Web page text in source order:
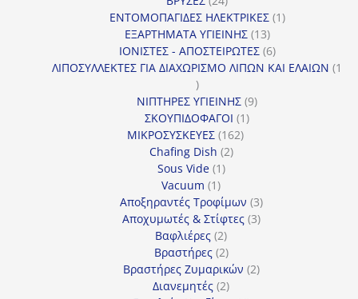
προϊόντα
ΕΝΤΟΜΟΠΑΓΙΔΕΣ ΗΛΕΚΤΡΙΚΕΣ 11
ΕΞΑΡΤΗΜΑΤΑ ΥΓΙΕΙΝΗΣ 1313
προϊόντα
ΙΟΝΙΣΤΕΣ - ΑΠΟΣΤΕΙΡΩΤΕΣ 66
προϊόντα
ΛΙΠΟΣΥΛΛΕΚΤΕΣ ΓΙΑ ΔΙΑΧΩΡΙΣΜΟ ΛΙΠΩΝ ΚΑΙ ΕΛΑΙΩΝ 1
1
προϊόν
ΝΙΠΤΗΡΕΣ ΥΓΙΕΙΝΗΣ 99
ΣΚΟΥΠΙΔΟΦΑΓΟΙ 11
ΜΙΚΡΟΣΥΣΚΕΥΕΣ 162162
Chafing Dish 22
Sous Vide 11
Vacuum 11
προϊόν
Αποξηραντές Τροφίμων 33
προϊόντα
Αποχυμωτές & Στίφτες 33
Βαφλιέρες 22
προϊόντα
Βραστήρες 22
προϊόντα
Βραστήρες Ζυμαρικών 22
Διανεμητές 22